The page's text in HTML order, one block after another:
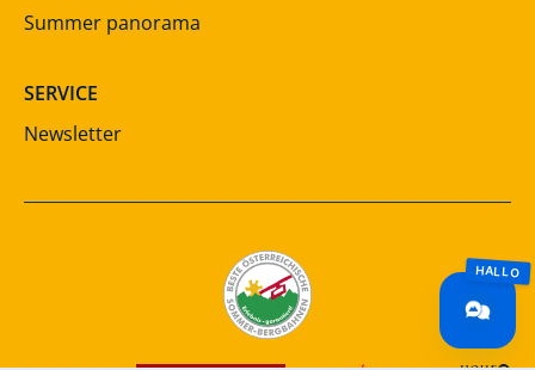
Summer panorama
SERVICE
Newsletter